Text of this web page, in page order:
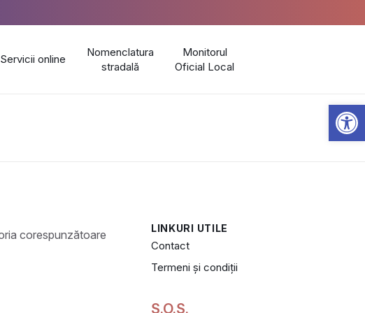
Servicii online
Nomenclatura
stradală
Monitorul
Oficial Local
LINKURI UTILE
Contact
Termeni și condiții
S.O.S.